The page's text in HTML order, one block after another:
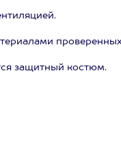
защитный костюм.